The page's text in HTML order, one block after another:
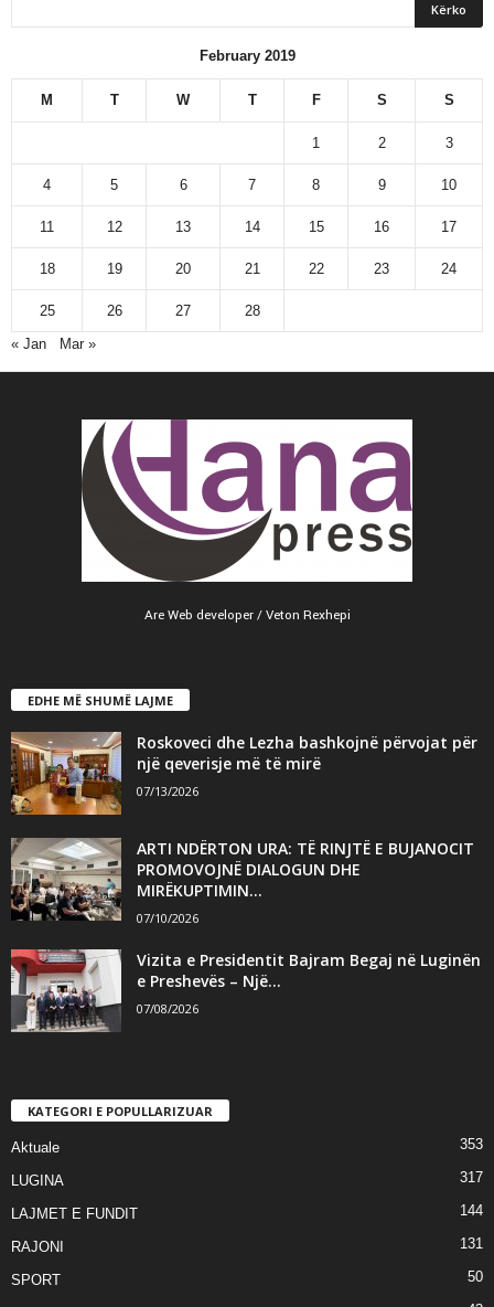
February 2019
M T W T F S S
1 2 3
4 5 6 7 8 9 10
11 12 13 14 15 16 17
18 19 20 21 22 23 24
25 26 27
28
« Jan
Mar »
Are Web developer / Veton Rexhepi
EDHE MË SHUMË LAJME
Roskoveci dhe Lezha bashkojnë përvojat për
një qeverisje më të mirë
07/13/2026
ARTI NDËRTON URA: TË RINJTË E BUJANOCIT
PROMOVOJNË DIALOGUN DHE
MIRËKUPTIMIN...
07/10/2026
Vizita e Presidentit Bajram Begaj në Luginën
e Preshevës – Një...
07/08/2026
KATEGORI E POPULLARIZUAR
Aktuale 353
LUGINA 317
LAJMET E FUNDIT 144
RAJONI 131
SPORT 50